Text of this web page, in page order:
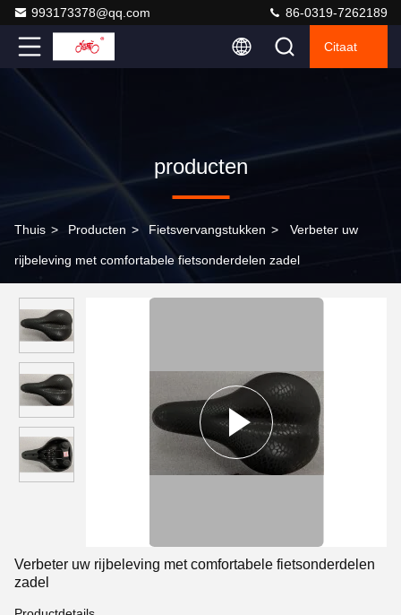
993173378@qq.com 86-0319-7262189
Citaat
producten
Thuis > Producten > Fietsvervangstukken > Verbeter uw
rijbeleving met comfortabele fietsonderdelen zadel
Verbeter uw rijbeleving met comfortabele fietsonderdelen
zadel